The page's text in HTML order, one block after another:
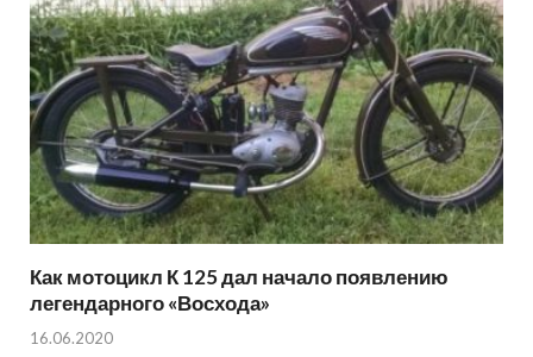
Как мотоцикл К 125 дал начало появлению
легендарного «Восхода»
16.06.2020